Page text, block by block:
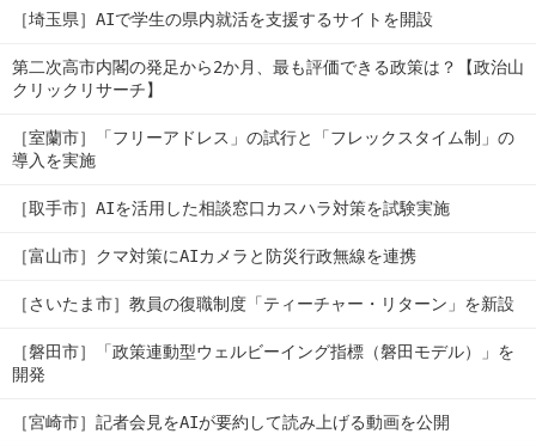
［埼玉県］AIで学生の県内就活を支援するサイトを開設
第二次高市内閣の発足から2か月、最も評価できる政策は？【政治山
クリックリサーチ】
［室蘭市］「フリーアドレス」の試行と「フレックスタイム制」の
導入を実施
［取手市］AIを活用した相談窓口カスハラ対策を試験実施
［富山市］クマ対策にAIカメラと防災行政無線を連携
［さいたま市］教員の復職制度「ティーチャー・リターン」を新設
［磐田市］「政策連動型ウェルビーイング指標（磐田モデル）」を
開発
［宮崎市］記者会見をAIが要約して読み上げる動画を公開